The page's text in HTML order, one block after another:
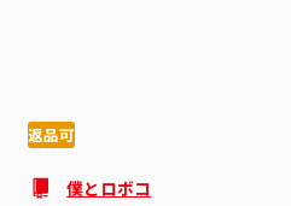
返品可
僕とロボコ